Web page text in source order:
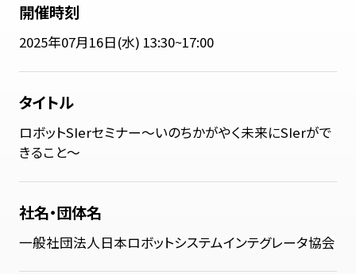
開催時刻
2025年07月16日(水) 13:30~17:00
タイトル
ロボットSIerセミナー～いのちかがやく未来にSIerがで
きること～
社名・団体名
一般社団法人日本ロボットシステムインテグレータ協会